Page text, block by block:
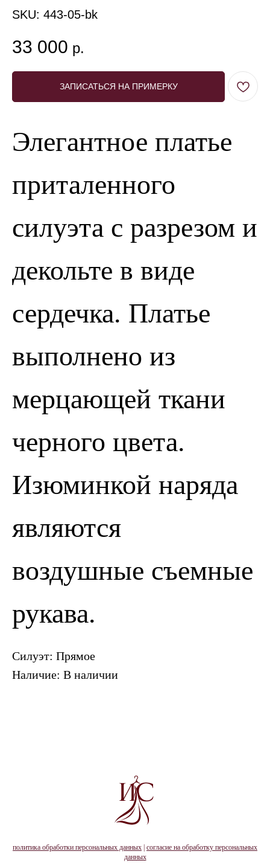
SKU: 443-05-bk
33 000 р.
ЗАПИСАТЬСЯ НА ПРИМЕРКУ
Элегантное платье
приталенного
силуэта с разрезом и
декольте в виде
сердечка. Платье
выполнено из
мерцающей ткани
черного цвета.
Изюминкой наряда
являются
воздушные съемные
рукава.
Силуэт: Прямое
Наличие: В наличии
политика обработки персональных данных согласие на обработку персональных
данных